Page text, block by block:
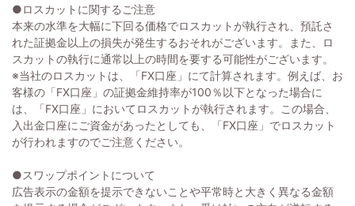
●ロスカットに関するご注意
本来の水準を大幅に下回る価格でロスカットが執行され、預託さ
れた証拠金以上の損失が発生するおそれがございます。また、ロ
スカットの執行に通常以上の時間を要する可能性がございます。
※当社のロスカットは、「FX口座」にて計算されます。例えば、お
客様の「FX口座」の証拠金維持率が100％以下となった場合に
は、「FX口座」においてロスカットが執行されます。この場合、
入出金口座にご資金があったとしても、「FX口座」でロスカット
が行われますのでご注意ください。
●スワップポイントについて
広告表示の金額を提示できないことや平常時と大きく異なる金額